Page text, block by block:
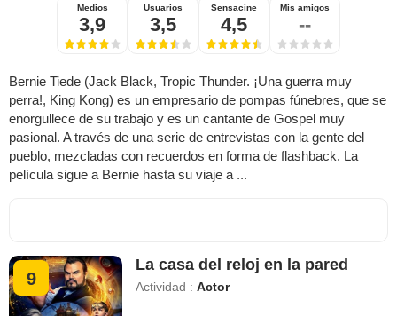
Medios
3,9
Usuarios
3,5
Sensacine
4,5
Mis amigos
--
Bernie Tiede (Jack Black, Tropic Thunder. ¡Una guerra muy
perra!, King Kong) es un empresario de pompas fúnebres, que se
enorgullece de su trabajo y es un cantante de Gospel muy
pasional. A través de una serie de entrevistas con la gente del
pueblo, mezcladas con recuerdos en forma de flashback. La
película sigue a Bernie hasta su viaje a ...
9
La casa del reloj en la pared
Actividad :Actor